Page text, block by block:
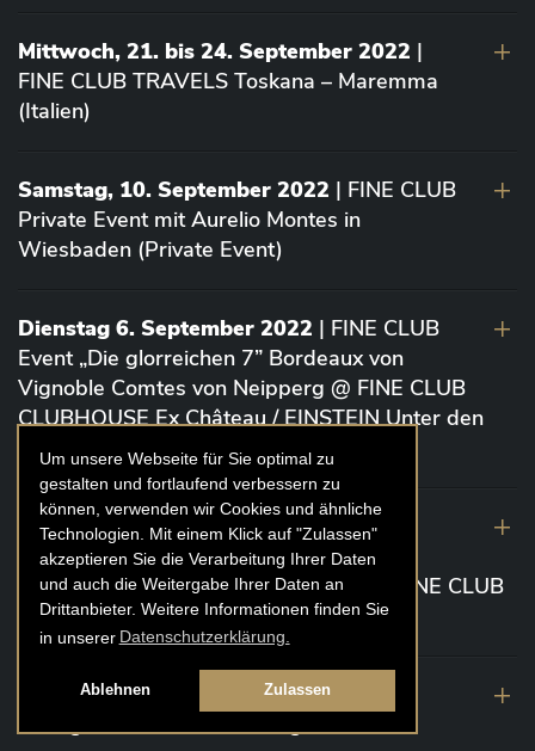
Um unsere Webseite für Sie optimal zu
gestalten und fortlaufend verbessern zu
können, verwenden wir Cookies und ähnliche
Technologien. Mit einem Klick auf "Zulassen"
akzeptieren Sie die Verarbeitung Ihrer Daten
und auch die Weitergabe Ihrer Daten an
Drittanbieter. Weitere Informationen finden Sie
in unserer Datenschutzerklärung.
Ablehnen Zulassen
Mittwoch, 21. bis 24. September 2022 |
FINE CLUB TRAVELS Toskana – Maremma
(Italien)
Samstag, 10. September 2022 | FINE CLUB
Private Event mit Aurelio Montes in
Wiesbaden (Private Event)
Dienstag 6. September 2022 | FINE CLUB
Event „Die glorreichen 7” Bordeaux von
Vignoble Comtes von Neipperg @ FINE CLUB
CLUBHOUSE Ex Château / EINSTEIN Unter den
Linden (Berlin)
19. August 2022| FINE CLUB Academy
Caviar „Die glorreichen 7“ Riesling Große
Gewächse von der Mosel aus 2020 @ FINE CLUB
Clubhouse Prunier Cologne (Köln)
29. Juli 2022
| Weinbergwanderung
Weingüter Geheimrat J. Wegeler